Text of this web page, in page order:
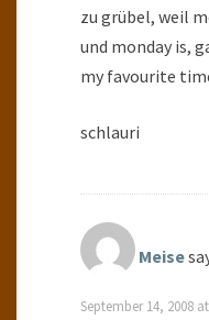
zu grübel, weil
und monday is,
my favourite
schlauri
Meise
September 14, 2008 at